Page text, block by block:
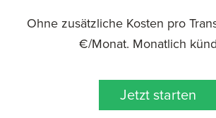
Ohne zusätzliche Kosten pro
€/Monat. Monatlich
Jetzt starten